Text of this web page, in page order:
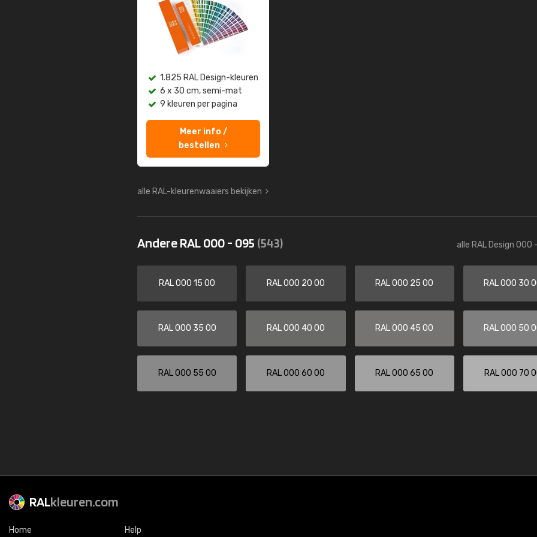
1.825 RAL Design-kleuren
6 x 30 cm, semi-mat
9 kleuren per pagina
Meer info /
bestellen
alle RAL-kleurenwaaiers bekijken
Andere RAL 000 - 095 (543) alle RAL Design 000
RAL 000 15 00 RAL 000 20 00 RAL 000 25 00 RAL 000 30
RAL 000 35 00 RAL 000 40 00 RAL 000 45 00 RAL 000 50
RAL 000 55 00 RAL 000 60 00 RAL 000 65 00 RAL 000 70
RALkleuren.com
Home Help